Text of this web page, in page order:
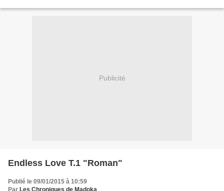
Publicité
Endless Love T.1 "Roman"
Publié le 09/01/2015 à 10:59
Par Les Chroniques de Madoka